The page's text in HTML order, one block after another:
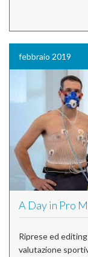
febbraio 2019
A Day in Pro
Riprese ed
valutazione